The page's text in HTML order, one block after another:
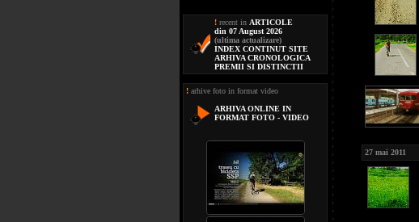
! recent in ARTICOLE
din 07 August 2026
(ultima actualizare)
INDEX CONTINUT SITE
ARHIVA CRONOLOGICA
PREMII SI DISTINCTII
! arhive foto in format video
ARHIVA ONLINE IN
FORMAT FOTO - VIDEO
27 mai 2011